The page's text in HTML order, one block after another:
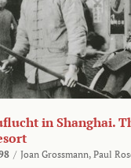
in Shanghai.
/ Joan Grossmann, Paul